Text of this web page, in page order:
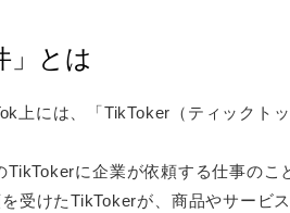
」とは
上には、「TikToker（ティックトッ
に企業が依頼する仕事のこ
受けたTikTokerが、商品やサービ